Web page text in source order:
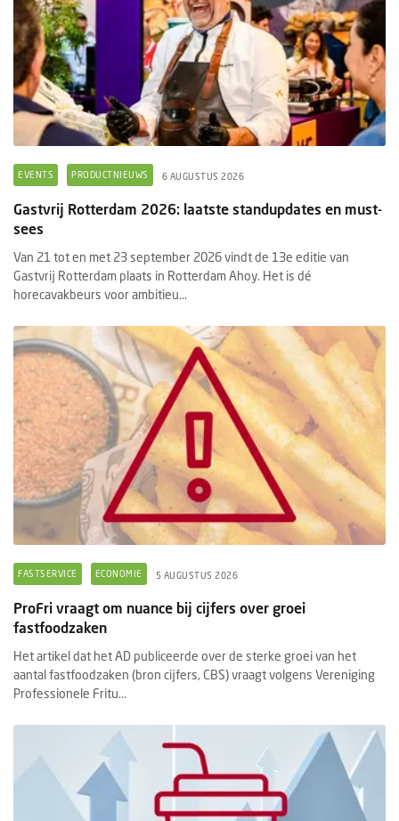
EVENTS PRODUCTNIEUWS 6 AUGUSTUS 2026
Gastvrij Rotterdam 2026: laatste standupdates en must-
sees
Van 21 tot en met 23 september 2026 vindt de 13e editie van
Gastvrij Rotterdam plaats in Rotterdam Ahoy. Het is dé
horecavakbeurs voor ambitieu...
FASTSERVICE ECONOMIE 5 AUGUSTUS 2026
ProFri vraagt om nuance bij cijfers over groei
fastfoodzaken
Het artikel dat het AD publiceerde over de sterke groei van het
aantal fastfoodzaken (bron cijfers, CBS) vraagt volgens Vereniging
Professionele Fritu...